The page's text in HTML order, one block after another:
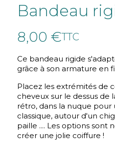
Bandeau
8,00 €TTC
Ce bandeau rigide
grâce à son armature en
Placez les extrémités de
cheveux sur le dessus de
rétro, dans la nuque pour
classique, autour d'un
paille .... Les options sont
créer une jolie coiffure !